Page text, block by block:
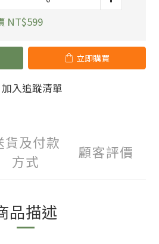
NT$599
立即購買
加入追蹤清單
貨及付款
方式
顧客評價
品描述